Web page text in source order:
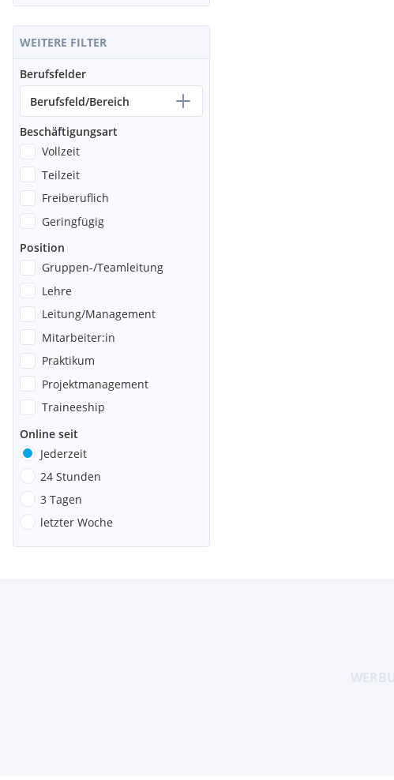
WEITERE FILTER
Berufsfelder
Berufsfeld/Bereich
Beschäftigungsart
Vollzeit
Teilzeit
Freiberuflich
Geringfügig
Position
Gruppen-/Teamleitung
Lehre
Leitung/Management
Mitarbeiter:in
Praktikum
Projektmanagement
Traineeship
Online seit
Jederzeit
24 Stunden
3 Tagen
letzter Woche